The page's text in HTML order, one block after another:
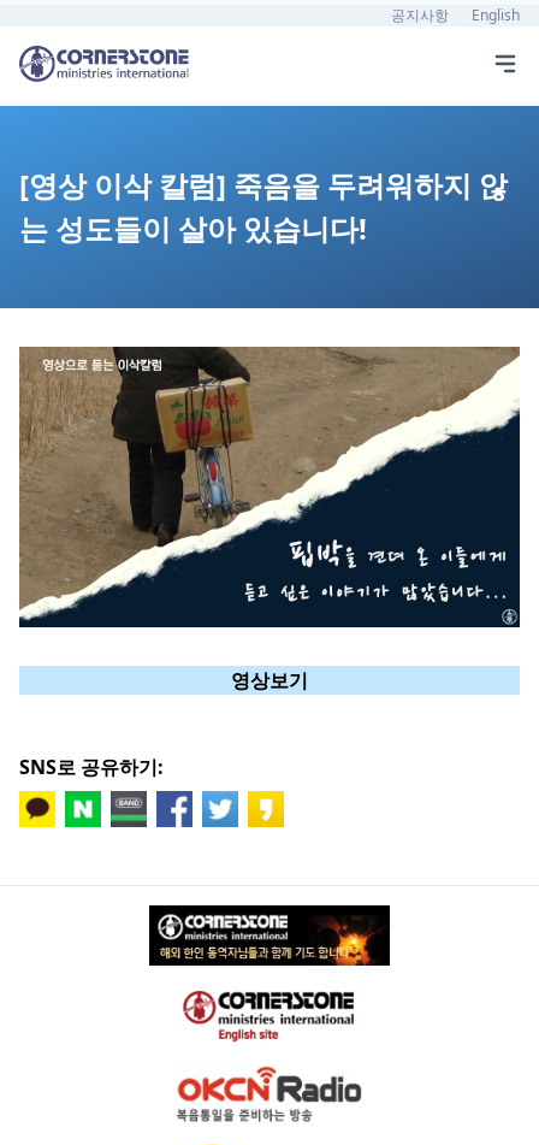
공지사항 English
[영상 이삭 칼럼] 죽음을 두려워하지 않
는 성도들이 살아 있습니다!
영상보기
SNS로 공유하기: